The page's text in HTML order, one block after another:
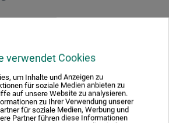
verwendet Cookies
um Inhalte und Anzeigen zu
für soziale Medien anbieten zu
auf unsere Website zu analysieren.
zu Ihrer Verwendung unserer
für soziale Medien, Werbung und
Partner führen diese Informationen
(85), skifergrå (88) og astrogrå (93).
4 ark hvid, sort, samt 3 ark
grafit og 2 ark skaigrå, stengrå,